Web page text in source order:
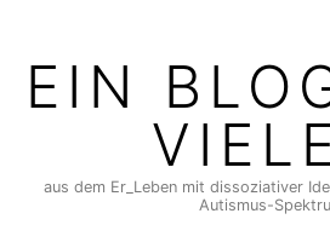
contentEIN
aus dem Er_Leben mit dissoziativer
Autismus-